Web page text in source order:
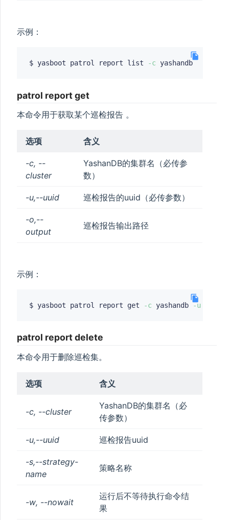
示例：
$ yasboot patrol report list -c
patrol report get
本命令用于获取某个巡检报告 。
选项 含义
-c, --
cluster
YashanDB的集群名（必传参
数）
-u,--uuid 巡检报告的uuid（必传参数）
-o,--
output
巡检报告输出路径
示例：
$ yasboot patrol report get -c yashandb -u
patrol report delete
本命令用于删除巡检集。
选项 含义
-c, --cluster
YashanDB的集群名（必
传参数）
-u,--uuid 巡检报告uuid
-s,--strategy-
name
策略名称
-w, --nowait
运行后不等待执行命令结
果